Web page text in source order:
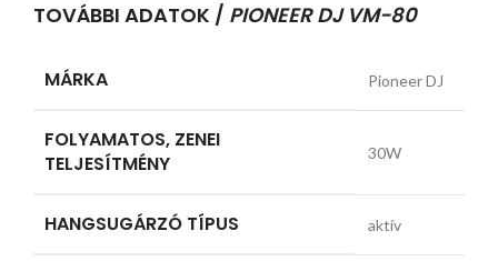
TOVÁBBI ADATOK / PIONEER DJ VM-80
MÁRKA Pioneer DJ
FOLYAMATOS, ZENEI
TELJESÍTMÉNY
30W
HANGSUGÁRZÓ TÍPUS aktív